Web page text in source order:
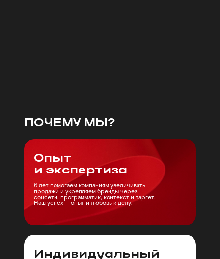
ПОЧЕМУ МЫ?
Опыт
и экспертиза
6 лет помогаем компаниям увеличивать
продажи и укрепляем бренды через
соцсети, программатик, контекст и таргет.
Наш успех — опыт и любовь к делу.
Индивидуальный